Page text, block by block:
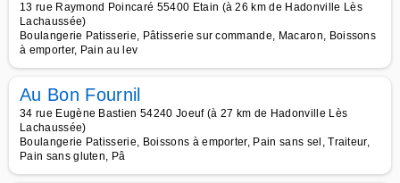
13 rue Raymond Poincaré 55400 Etain (à 26 km de Hadonville Lès
Lachaussée)
Boulangerie Patisserie, Pâtisserie sur commande, Macaron, Boissons
à emporter, Pain au lev
Au Bon Fournil
34 rue Eugène Bastien 54240 Joeuf (à 27 km de Hadonville Lès
Lachaussée)
Boulangerie Patisserie, Boissons à emporter, Pain sans sel, Traiteur,
Pain sans gluten, Pâ